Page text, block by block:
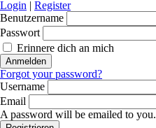
Login | Register
Benutzername
Passwort
Erinnere dich an mich
Forgot your password?
Username
Email
A password will be emailed to you.